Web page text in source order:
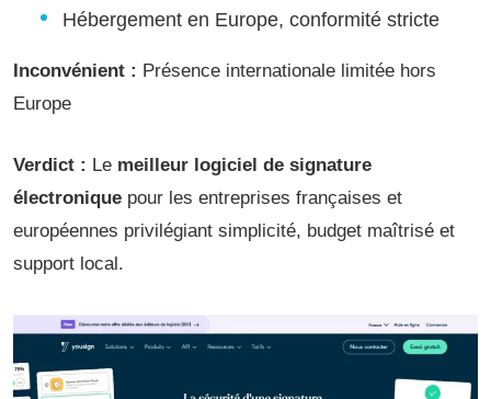
Hébergement en Europe, conformité stricte
Inconvénient : Présence internationale limitée hors
Europe
Verdict : Le meilleur logiciel de signature
électronique pour les entreprises françaises et
européennes privilégiant simplicité, budget maîtrisé et
support local.